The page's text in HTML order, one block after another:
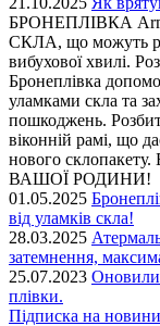
БРОНЕПЛІВКА
СКЛА, що можуть
вибухової хвилі.
Бронеплівка
уламками скла та
пошкоджень.
віконній рамі, що
нового
ВАШОЇ РОДИНИ!
01.05.2025
від уламків скла!
28.03.2025
затемнення,
25.07.2023 Оновили
плівки.
Підписка на новини